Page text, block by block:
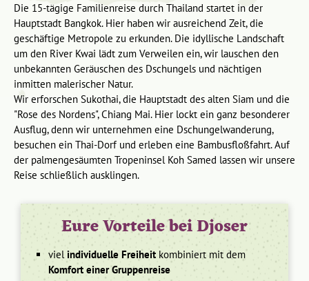
Die 15-tägige Familienreise durch Thailand startet in der
Hauptstadt Bangkok. Hier haben wir ausreichend Zeit, die
geschäftige Metropole zu erkunden. Die idyllische Landschaft
um den River Kwai lädt zum Verweilen ein, wir lauschen den
unbekannten Geräuschen des Dschungels und nächtigen
inmitten malerischer Natur.
Wir erforschen Sukothai, die Hauptstadt des alten Siam und die
"Rose des Nordens", Chiang Mai. Hier lockt ein ganz besonderer
Ausflug, denn wir unternehmen eine Dschungelwanderung,
besuchen ein Thai-Dorf und erleben eine Bambusfloßfahrt. Auf
der palmengesäumten Tropeninsel Koh Samed lassen wir unsere
Reise schließlich ausklingen.
Eure Vorteile bei Djoser
vielindividuelle Freiheit kombiniert mit dem
Komfort einer Gruppenreise